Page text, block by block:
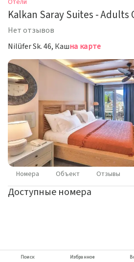
Отели
Kalkan Saray Suites - Adults
Нет отзывов
Nilüfer Sk. 46, Кашна карте
Номера Объект Отзывы
Доступные номера
Поиск Избранное